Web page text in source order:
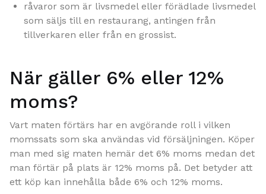
råvaror som är livsmedel eller förädlade livsmedel
som säljs till en restaurang, antingen från
tillverkaren eller från en grossist.
När gäller 6% eller 12%
moms?
Vart maten förtärs har en avgörande roll i vilken
momssats som ska användas vid försäljningen. Köper
man med sig maten hemär det 6% moms medan det
man förtär på plats är 12% moms på. Det betyder att
ett köp kan innehålla både 6% och 12% moms.